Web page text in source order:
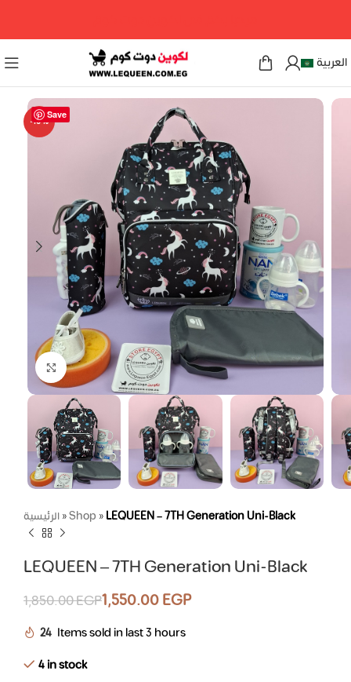
العربية
Save
-16%
Click to enlarge
الرئيسية»Shop »LEQUEEN – 7TH Generation Uni-Black
LEQUEEN – 7TH Generation Uni-Black
1,850.00EGP1,550.00EGP
24 Items sold in last 3 hours
4 in stock